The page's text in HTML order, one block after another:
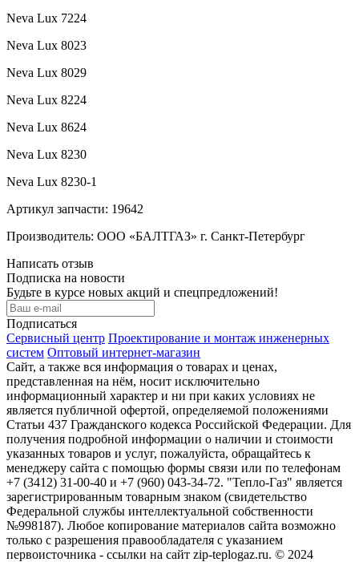
Neva Lux 7224
Neva Lux 8023
Neva Lux 8029
Neva Lux 8224
Neva Lux 8624
Neva Lux 8230
Neva Lux 8230-1
Артикул запчасти: 19642
Производитель: ООО «БАЛТГАЗ» г. Санкт-Петербург
Написать отзыв
Подписка на новости
Будьте в курсе новых акций и спецпредложений!
Подписаться
Сервисный центр Проектирование и монтаж инженерных
систем Оптовый интернет-магазин
Сайт, а также вся информация о товарах и ценах,
представленная на нём, носит исключительно
информационный характер и ни при каких условиях не
является публичной офертой, определяемой положениями
Статьи 437 Гражданского кодекса Российской Федерации. Для
получения подробной информации о наличии и стоимости
указанных товаров и услуг, пожалуйста, обращайтесь к
менеджеру сайта с помощью формы связи или по телефонам
+7 (3412) 31-00-40 и +7 (960) 043-34-72. "Тепло-Газ" является
зарегистрированным товарным знаком (свидетельство
Федеральной службы интеллектуальной собственности
№998187). Любое копирование материалов сайта возможно
только с разрешения правообладателя с указанием
первоисточника - ссылки на сайт zip-teplogaz.ru. © 2024